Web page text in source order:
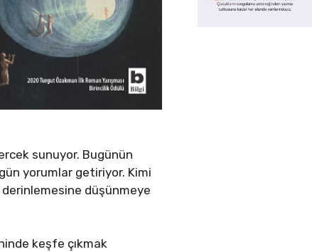
sunuyor. Bugünün
yorumlar getiriyor. Kimi
derinlemesine düşünmeye
keşfe çıkmak